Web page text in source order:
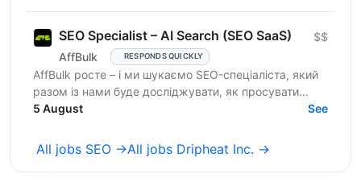
SEO Specialist – AI Search (SEO SaaS)
AffBulk RESPONDS QUICKLY
$$
AffBulk росте – і ми шукаємо SEO-спеціаліста, який
разом із нами буде досліджувати, як просувати
сайти в Google AI Overviews, AI Search та відповідях
5 August See
All jobs SEO →All jobs Dripheat Inc. →